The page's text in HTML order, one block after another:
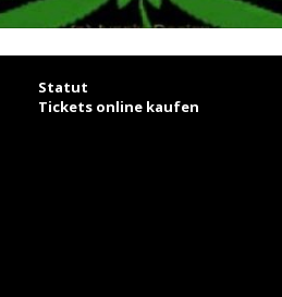
Statut
Tickets online kaufen